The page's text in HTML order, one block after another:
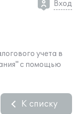
Вход
учета в
с помощью
К списку